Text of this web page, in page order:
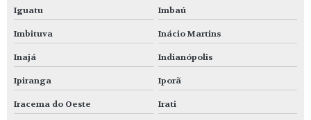
Iguatu Imbaú
Imbituva Inácio Martins
Inajá Indianópolis
Ipiranga Iporã
Iracema do Oeste Irati